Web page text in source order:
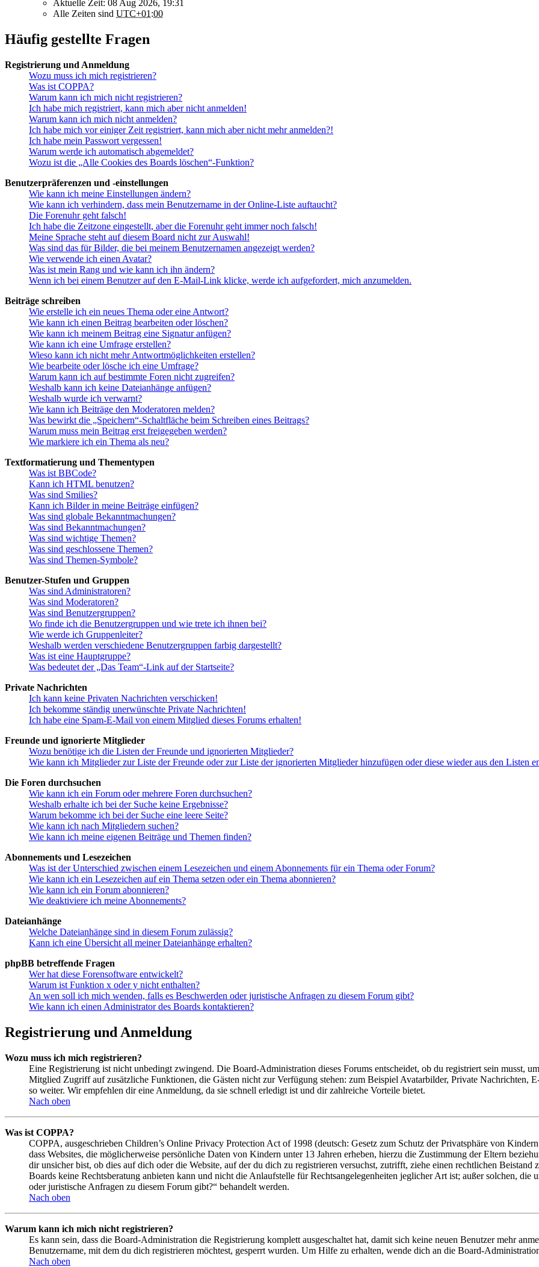
Aktuelle Zeit: 08 Aug 2026, 19:31
Alle Zeiten sind UTC+01:00
Häufig gestellte Fragen
Registrierung und Anmeldung
Wozu muss ich mich registrieren?
Was ist COPPA?
Warum kann ich mich nicht registrieren?
Ich habe mich registriert, kann mich aber nicht anmelden!
Warum kann ich mich nicht anmelden?
Ich habe mich vor einiger Zeit registriert, kann mich aber nicht mehr anmelden?!
Ich habe mein Passwort vergessen!
Warum werde ich automatisch abgemeldet?
Wozu ist die „Alle Cookies des Boards löschen“-Funktion?
Benutzerpräferenzen und -einstellungen
Wie kann ich meine Einstellungen ändern?
Wie kann ich verhindern, dass mein Benutzername in der Online-Liste auftaucht?
Die Forenuhr geht falsch!
Ich habe die Zeitzone eingestellt, aber die Forenuhr geht immer noch falsch!
Meine Sprache steht auf diesem Board nicht zur Auswahl!
Was sind das für Bilder, die bei meinem Benutzernamen angezeigt werden?
Wie verwende ich einen Avatar?
Was ist mein Rang und wie kann ich ihn ändern?
Wenn ich bei einem Benutzer auf den E-Mail-Link klicke, werde ich aufgefordert, mich anzumelden.
Beiträge schreiben
Wie erstelle ich ein neues Thema oder eine Antwort?
Wie kann ich einen Beitrag bearbeiten oder löschen?
Wie kann ich meinem Beitrag eine Signatur anfügen?
Wie kann ich eine Umfrage erstellen?
Wieso kann ich nicht mehr Antwortmöglichkeiten erstellen?
Wie bearbeite oder lösche ich eine Umfrage?
Warum kann ich auf bestimmte Foren nicht zugreifen?
Weshalb kann ich keine Dateianhänge anfügen?
Weshalb wurde ich verwarnt?
Wie kann ich Beiträge den Moderatoren melden?
Was bewirkt die „Speichern“-Schaltfläche beim Schreiben eines Beitrags?
Warum muss mein Beitrag erst freigegeben werden?
Wie markiere ich ein Thema als neu?
Textformatierung und Thementypen
Was ist BBCode?
Kann ich HTML benutzen?
Was sind Smilies?
Kann ich Bilder in meine Beiträge einfügen?
Was sind globale Bekanntmachungen?
Was sind Bekanntmachungen?
Was sind wichtige Themen?
Was sind geschlossene Themen?
Was sind Themen-Symbole?
Benutzer-Stufen und Gruppen
Was sind Administratoren?
Was sind Moderatoren?
Was sind Benutzergruppen?
Wo finde ich die Benutzergruppen und wie trete ich ihnen bei?
Wie werde ich Gruppenleiter?
Weshalb werden verschiedene Benutzergruppen farbig dargestellt?
Was ist eine Hauptgruppe?
Was bedeutet der „Das Team“-Link auf der Startseite?
Private Nachrichten
Ich kann keine Privaten Nachrichten verschicken!
Ich bekomme ständig unerwünschte Private Nachrichten!
Ich habe eine Spam-E-Mail von einem Mitglied dieses Forums erhalten!
Freunde und ignorierte Mitglieder
Wozu benötige ich die Listen der Freunde und ignorierten Mitglieder?
Wie kann ich Mitglieder zur Liste der Freunde oder zur Liste der ignorierten Mitglieder hinzufügen oder diese wieder aus den Listen
Die Foren durchsuchen
Wie kann ich ein Forum oder mehrere Foren durchsuchen?
Weshalb erhalte ich bei der Suche keine Ergebnisse?
Warum bekomme ich bei der Suche eine leere Seite?
Wie kann ich nach Mitgliedern suchen?
Wie kann ich meine eigenen Beiträge und Themen finden?
Abonnements und Lesezeichen
Was ist der Unterschied zwischen einem Lesezeichen und einem Abonnements für ein Thema oder Forum?
Wie kann ich ein Lesezeichen auf ein Thema setzen oder ein Thema abonnieren?
Wie kann ich ein Forum abonnieren?
Wie deaktiviere ich meine Abonnements?
Dateianhänge
Welche Dateianhänge sind in diesem Forum zulässig?
Kann ich eine Übersicht all meiner Dateianhänge erhalten?
phpBB betreffende Fragen
Wer hat diese Forensoftware entwickelt?
Warum ist Funktion x oder y nicht enthalten?
An wen soll ich mich wenden, falls es Beschwerden oder juristische Anfragen zu diesem Forum gibt?
Wie kann ich einen Administrator des Boards kontaktieren?
Registrierung und Anmeldung
Wozu muss ich mich registrieren?
Eine Registrierung ist nicht unbedingt zwingend. Die Board-Administration dieses Forums entscheidet, ob du registriert sein musst,
Mitglied Zugriff auf zusätzliche Funktionen, die Gästen nicht zur Verfügung stehen: zum Beispiel Avatarbilder, Private Nachrichten,
so weiter. Wir empfehlen dir eine Anmeldung, da sie schnell erledigt ist und dir zahlreiche Vorteile bietet.
Nach oben
Was ist COPPA?
COPPA, ausgeschrieben Children’s Online Privacy Protection Act of 1998 (deutsch: Gesetz zum Schutz der Privatsphäre von
dass Websites, die möglicherweise persönliche Daten von Kindern unter 13 Jahren erheben, hierzu die Zustimmung der Eltern
dir unsicher bist, ob dies auf dich oder die Website, auf der du dich zu registrieren versuchst, zutrifft, ziehe einen rechtlichen
Boards keine Rechtsberatung anbieten kann und nicht die Anlaufstelle für Rechtsangelegenheiten jeglicher Art ist; außer solchen,
oder juristische Anfragen zu diesem Forum gibt?“ behandelt werden.
Nach oben
Warum kann ich mich nicht registrieren?
Es kann sein, dass die Board-Administration die Registrierung komplett ausgeschaltet hat, damit sich keine neuen Benutzer mehr
Benutzername, mit dem du dich registrieren möchtest, gesperrt wurden. Um Hilfe zu erhalten, wende dich an die Board-
Nach oben